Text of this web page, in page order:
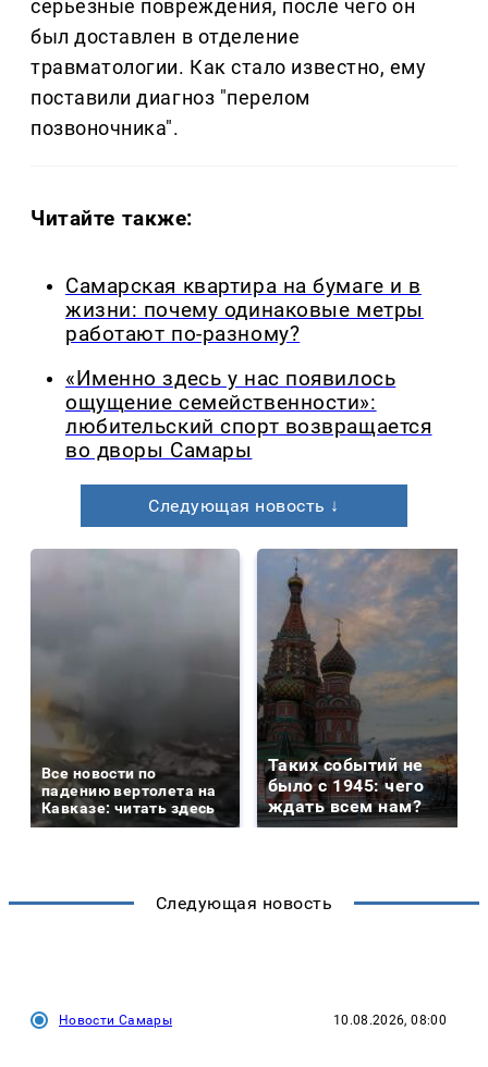
серьезные повреждения, после чего он
был доставлен в отделение
травматологии. Как стало известно, ему
поставили диагноз "перелом
позвоночника".
Читайте также:
Самарская квартира на бумаге и в
жизни: почему одинаковые метры
работают по-разному?
«Именно здесь у нас появилось
ощущение семейственности»:
любительский спорт возвращается
во дворы Самары
Следующая новость ↓
Все новости по
падению вертолета на
Кавказе: читать здесь
Таких событий не
было с 1945: чего
ждать всем нам?
Следующая новость
Новости Самары 10.08.2026, 08:00